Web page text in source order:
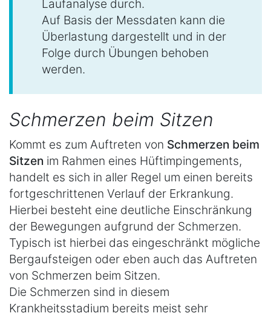
Laufanalyse durch.
Auf Basis der Messdaten kann die
Überlastung dargestellt und in der
Folge durch Übungen behoben
werden.
Schmerzen beim Sitzen
Kommt es zum Auftreten von Schmerzen beim
Sitzen im Rahmen eines Hüftimpingements,
handelt es sich in aller Regel um einen bereits
fortgeschrittenen Verlauf der Erkrankung.
Hierbei besteht eine deutliche Einschränkung
der Bewegungen aufgrund der Schmerzen.
Typisch ist hierbei das eingeschränkt mögliche
Bergaufsteigen oder eben auch das Auftreten
von Schmerzen beim Sitzen.
Die Schmerzen sind in diesem
Krankheitsstadium bereits meist sehr